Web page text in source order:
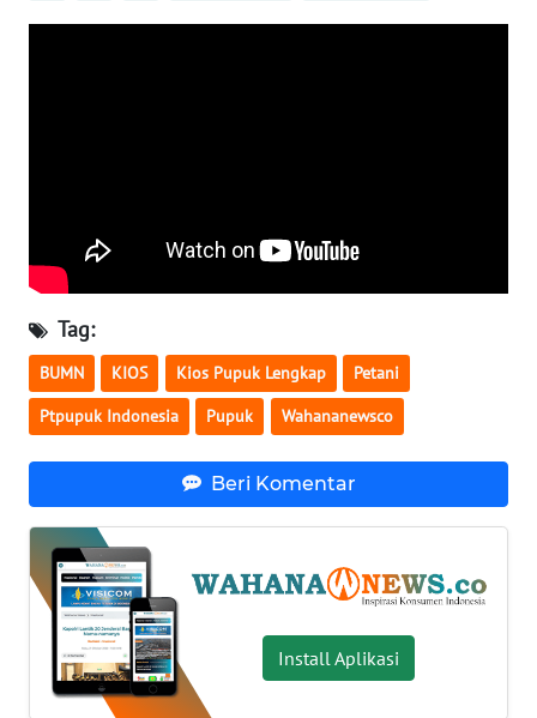
Tag:
BUMN KIOS Kios Pupuk Lengkap Petani
Ptpupuk Indonesia Pupuk Wahananewsco
Beri Komentar
Install Aplikasi
SULTRA
NTB
WN
SULTENG
SULBAR
WN
BABEL
WN
SUMBAR